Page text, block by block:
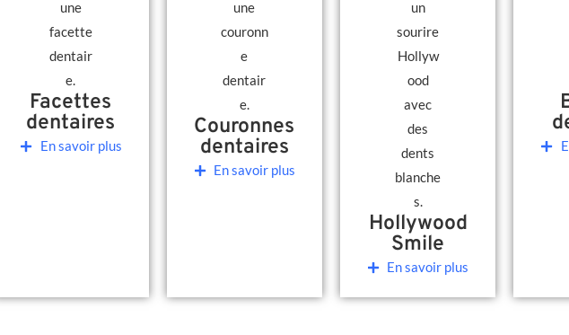
Facettes
dentaires
En savoir plus
Couronnes
dentaires
En savoir plus
Hollywood
Smile
En savoir plus